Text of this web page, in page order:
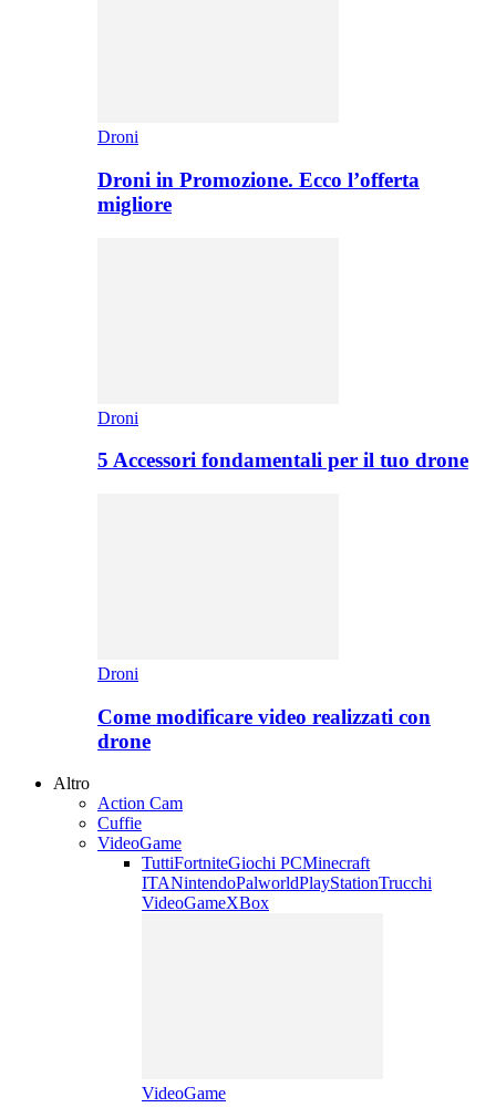
Droni
Droni in Promozione. Ecco l’offerta
migliore
Droni
5 Accessori fondamentali per il tuo drone
Droni
Come modificare video realizzati con
drone
Altro
Action Cam
Cuffie
VideoGame
TuttiFortniteGiochi PCMinecraft
ITANintendoPalworldPlayStationTrucchi
VideoGameXBox
VideoGame